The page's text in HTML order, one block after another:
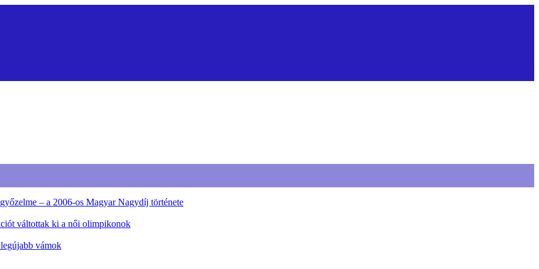
– a 2006-os Magyar Nagydíj története
váltottak ki a női olimpikonok
vámok